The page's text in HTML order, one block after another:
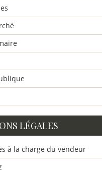
LÉGALES
à la charge du vendeur